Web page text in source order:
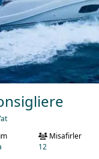
Misafirler
12